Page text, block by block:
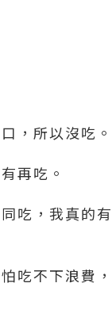
，所以沒吃。
再吃。
吃，我真的
吃不下浪費